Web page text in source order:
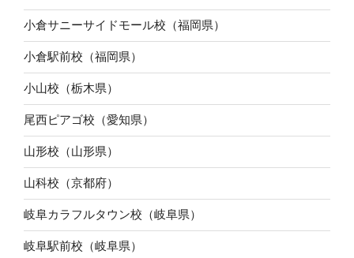
小倉サニーサイドモール校（福岡県）
小倉駅前校（福岡県）
小山校（栃木県）
尾西ピアゴ校（愛知県）
山形校（山形県）
山科校（京都府）
岐阜カラフルタウン校（岐阜県）
岐阜駅前校（岐阜県）